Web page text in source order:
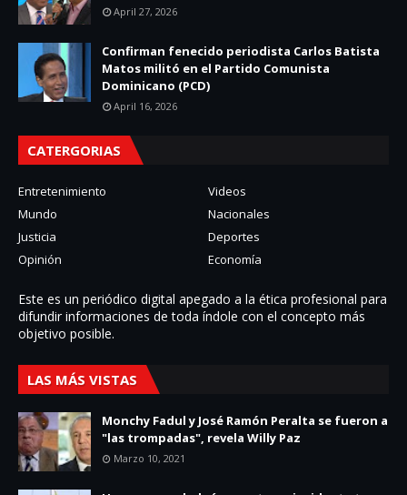
April 27, 2026
Confirman fenecido periodista Carlos Batista
Matos militó en el Partido Comunista
Dominicano (PCD)
April 16, 2026
CATERGORIAS
Entretenimiento
Videos
Mundo
Nacionales
Justicia
Deportes
Opinión
Economía
Este es un periódico digital apegado a la ética profesional para
difundir informaciones de toda í­ndole con el concepto más
objetivo posible.
LAS MÁS VISTAS
Monchy Fadul y José Ramón Peralta se fueron a
"las trompadas", revela Willy Paz
Marzo 10, 2021